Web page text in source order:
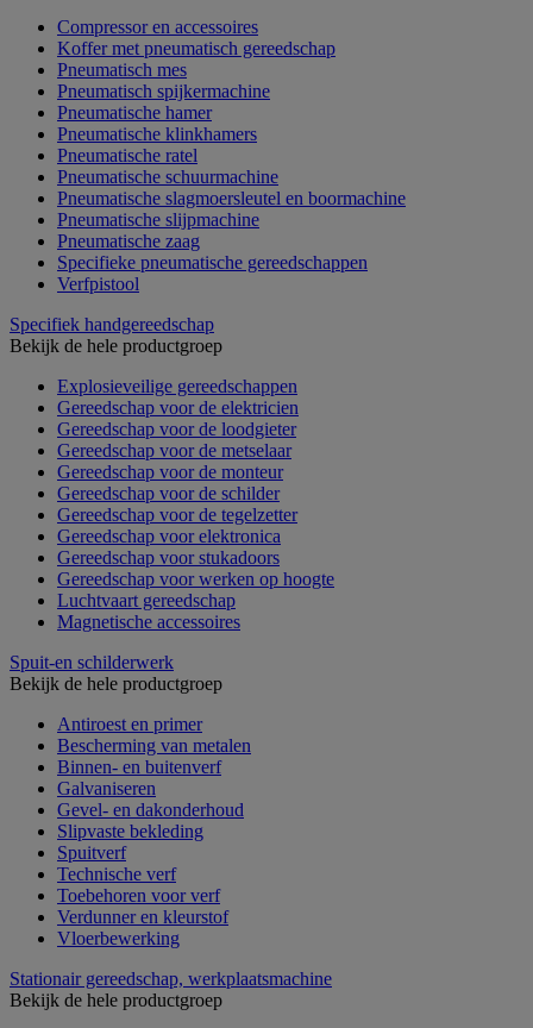
Compressor en accessoires
Koffer met pneumatisch gereedschap
Pneumatisch mes
Pneumatisch spijkermachine
Pneumatische hamer
Pneumatische klinkhamers
Pneumatische ratel
Pneumatische schuurmachine
Pneumatische slagmoersleutel en boormachine
Pneumatische slijpmachine
Pneumatische zaag
Specifieke pneumatische gereedschappen
Verfpistool
Specifiek handgereedschap
Bekijk de hele productgroep
Explosieveilige gereedschappen
Gereedschap voor de elektricien
Gereedschap voor de loodgieter
Gereedschap voor de metselaar
Gereedschap voor de monteur
Gereedschap voor de schilder
Gereedschap voor de tegelzetter
Gereedschap voor elektronica
Gereedschap voor stukadoors
Gereedschap voor werken op hoogte
Luchtvaart gereedschap
Magnetische accessoires
Spuit-en schilderwerk
Bekijk de hele productgroep
Antiroest en primer
Bescherming van metalen
Binnen- en buitenverf
Galvaniseren
Gevel- en dakonderhoud
Slipvaste bekleding
Spuitverf
Technische verf
Toebehoren voor verf
Verdunner en kleurstof
Vloerbewerking
Stationair gereedschap, werkplaatsmachine
Bekijk de hele productgroep